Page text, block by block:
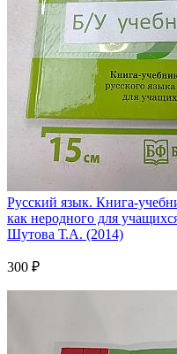
Русский язык. Книга-
как неродного для
Шутова Т.А. (2014)
300 ₽